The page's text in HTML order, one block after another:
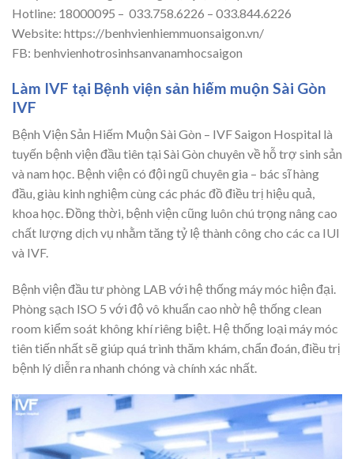
Hotline: 18000095 – 033.758.6226 – 033.844.6226
Website: https://benhvienhiemmuonsaigon.vn/
FB: benhvienhotrosinhsanvanamhocsaigon
Làm IVF tại Bệnh viện sản hiếm muộn Sài Gòn
IVF
Bệnh Viện Sản Hiếm Muộn Sài Gòn – IVF Saigon Hospital là
tuyến bệnh viện đầu tiên tại Sài Gòn chuyên về hỗ trợ sinh sản
và nam học. Bệnh viện có đội ngũ chuyên gia – bác sĩ hàng
đầu, giàu kinh nghiệm cùng các phác đồ điều trị hiệu quả,
khoa học. Đồng thời, bệnh viện cũng luôn chú trọng nâng cao
chất lượng dịch vụ nhằm tăng tỷ lệ thành công cho các ca IUI
và IVF.
Bệnh viện đầu tư phòng LAB với hệ thống máy móc hiện đại.
Phòng sạch ISO 5 với độ vô khuẩn cao nhờ hệ thống clean
room kiểm soát không khí riêng biệt. Hệ thống loại máy móc
tiên tiến nhất sẽ giúp quá trình thăm khám, chẩn đoán, điều trị
bệnh lý diễn ra nhanh chóng và chính xác nhất.